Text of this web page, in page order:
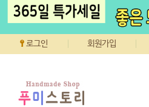
로그인 회원가입